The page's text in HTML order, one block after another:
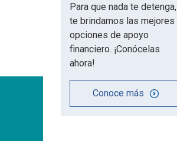
Para que nada te detenga,
te brindamos las mejores
opciones de apoyo
financiero. ¡Conócelas
ahora!
Conoce más